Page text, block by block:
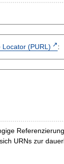
Locator (PURL) :
URNs zur